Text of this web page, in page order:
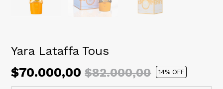
Yara Lataffa Tous
$70.000,00$82.000,00 14% OFF